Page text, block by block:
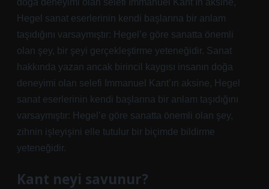
doğa deneyimi olan selefi Immanuel Kant’ın aksine,
Hegel sanat eserlerinin kendi başlarına bir anlam
taşıdığını varsaymıştır: Hegel’e göre sanatta önemli
olan şey, bir şeyi gerçekleştirme yeteneğidir. Sanat
hakkında yazan ancak birincil kaygısı insanın doğa
deneyimi olan selefi Immanuel Kant’ın aksine, Hegel
sanat eserlerinin kendi başlarına bir anlam taşıdığını
varsaymıştır: Hegel’e göre sanatta önemli olan şey,
zihnin işleyişini elle tutulur bir biçimde bildirme
yeteneğidir.
Kant neyi savunur?